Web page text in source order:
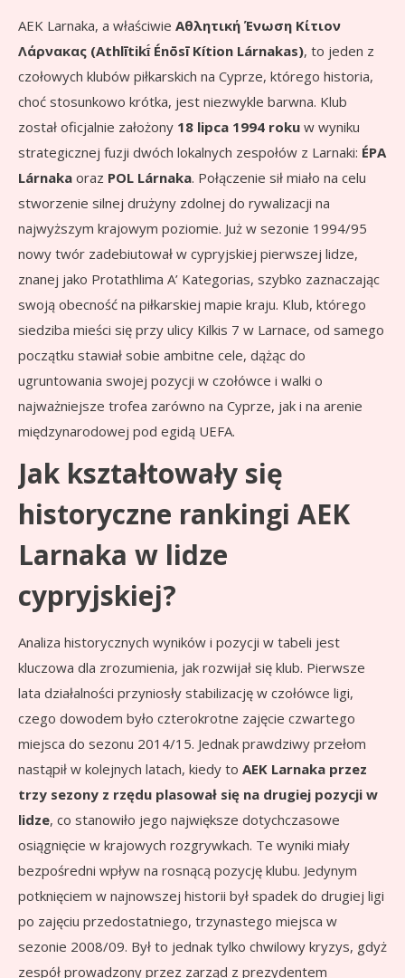
AEK Larnaka, a właściwie Αθλητική Ένωση Κίτιον
Λάρνακας (Athlītikī́ Énōsī Kítion Lárnakas), to jeden z
czołowych klubów piłkarskich na Cyprze, którego historia,
choć stosunkowo krótka, jest niezwykle barwna. Klub
został oficjalnie założony 18 lipca 1994 roku w wyniku
strategicznej fuzji dwóch lokalnych zespołów z Larnaki: ÉPA
Lárnaka oraz POL Lárnaka. Połączenie sił miało na celu
stworzenie silnej drużyny zdolnej do rywalizacji na
najwyższym krajowym poziomie. Już w sezonie 1994/95
nowy twór zadebiutował w cypryjskiej pierwszej lidze,
znanej jako Protathlima A’ Kategorias, szybko zaznaczając
swoją obecność na piłkarskiej mapie kraju. Klub, którego
siedziba mieści się przy ulicy Kilkis 7 w Larnace, od samego
początku stawiał sobie ambitne cele, dążąc do
ugruntowania swojej pozycji w czołówce i walki o
najważniejsze trofea zarówno na Cyprze, jak i na arenie
międzynarodowej pod egidą UEFA.
Jak kształtowały się
historyczne rankingi AEK
Larnaka w lidze
cypryjskiej?
Analiza historycznych wyników i pozycji w tabeli jest
kluczowa dla zrozumienia, jak rozwijał się klub. Pierwsze
lata działalności przyniosły stabilizację w czołówce ligi,
czego dowodem było czterokrotne zajęcie czwartego
miejsca do sezonu 2014/15. Jednak prawdziwy przełom
nastąpił w kolejnych latach, kiedy to AEK Larnaka przez
trzy sezony z rzędu plasował się na drugiej pozycji w
lidze, co stanowiło jego największe dotychczasowe
osiągnięcie w krajowych rozgrywkach. Te wyniki miały
bezpośredni wpływ na rosnącą pozycję klubu. Jedynym
potknięciem w najnowszej historii był spadek do drugiej ligi
po zajęciu przedostatniego, trzynastego miejsca w
sezonie 2008/09. Był to jednak tylko chwilowy kryzys, gdyż
zespół prowadzony przez zarząd z prezydentem